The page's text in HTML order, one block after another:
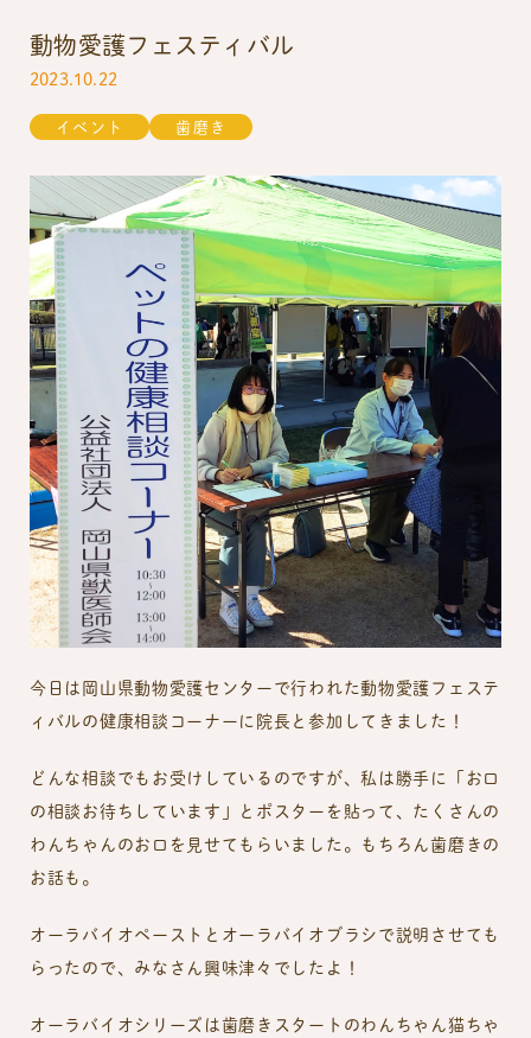
動物愛護フェスティバル
2023.10.22
イベント 歯磨き
今日は岡山県動物愛護センターで行われた動物愛護フェステ
ィバルの健康相談コーナーに院長と参加してきました！
どんな相談でもお受けしているのですが、私は勝手に「お口
の相談お待ちしています」とポスターを貼って、たくさんの
わんちゃんのお口を見せてもらいました。もちろん歯磨きの
お話も。
オーラバイオペーストとオーラバイオブラシで説明させても
らったので、みなさん興味津々でしたよ！
オーラバイオシリーズは歯磨きスタートのわんちゃん猫ちゃ